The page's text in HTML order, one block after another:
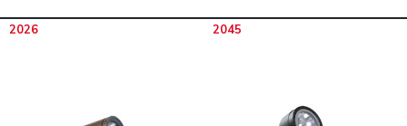
2026 2045